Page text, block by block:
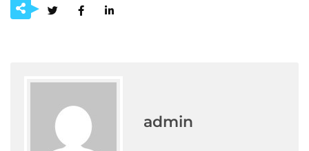
admin